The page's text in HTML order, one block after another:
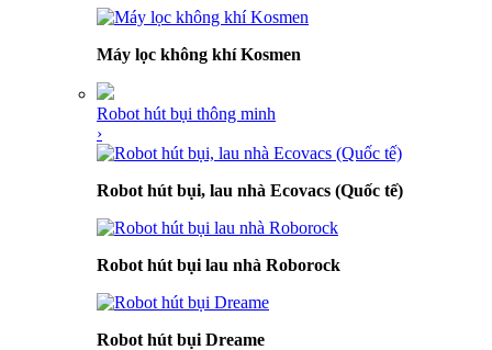
Máy lọc không khí Kosmen
Robot hút bụi thông minh
›
Robot hút bụi, lau nhà Ecovacs (Quốc tế)
Robot hút bụi lau nhà Roborock
Robot hút bụi Dreame